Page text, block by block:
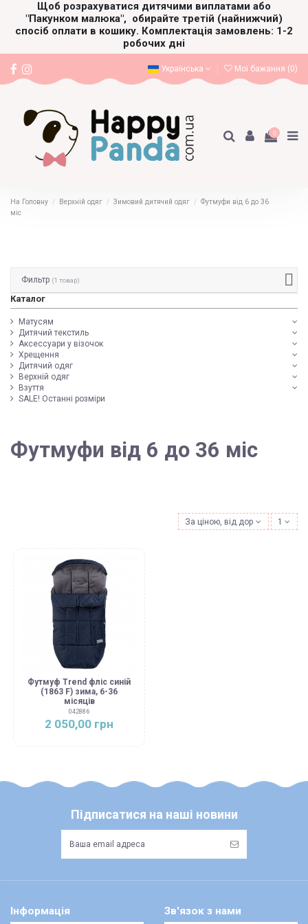
Щоб розрахуватися дитячими виплатами або
"Пакунком малюка", обирайте третій (найнижчий)
спосіб оплати в кошику. Комплектація замовлень: 1-2
робочих дні
Українська Мої бажання (0)
0
На Головну Верхній одяг Зимовий дитячий одяг
Футмуфи від 6 до 36
міс
Футмуфи від 6 до 36 міс
За ціною, від дорожчих 1
Футмуф Trend фліс синій
(1863 F) зима, 6-36
місяців
042886
2 050,00 грн
Фильтр (1 товар)
Каталог
Матусям
Дитячий текстиль
Аксессуари у візочок
Хрещення
Дитячий одяг
Верхній одяг
Взуття
SALE! Останні розміри
Підписатися на наші новини
Інформація Зв'язок з нами